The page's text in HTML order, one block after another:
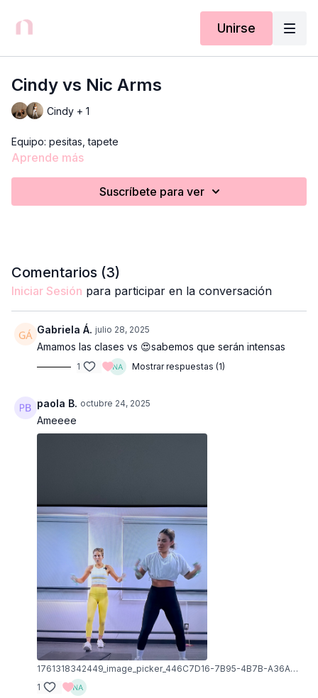
Unirse
Cindy vs Nic Arms
Cindy + 1
Equipo: pesitas, tapete
Aprende más
Suscríbete para ver
Comentarios (3)
Iniciar Sesión para participar en la conversación
Gabriela Á. julio 28, 2025
Amamos las clases vs 😍sabemos que serán intensas
1 Mostrar respuestas (1)
paola B. octubre 24, 2025
Ameeee
1761318342449_image_picker_446C7D16-7B95-4B7B-A36A-CE11CF7B759C-1668-000000CCD81D9B22.1761318342.jpg
1